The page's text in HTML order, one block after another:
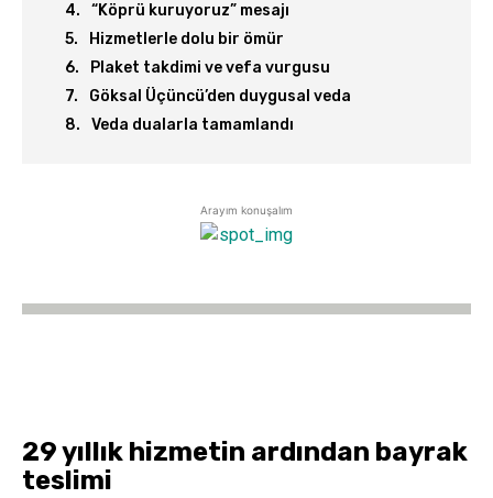
“Köprü kuruyoruz” mesajı
Hizmetlerle dolu bir ömür
Plaket takdimi ve vefa vurgusu
Göksal Üçüncü’den duygusal veda
Veda dualarla tamamlandı
Arayım konuşalım
29 yıllık hizmetin ardından bayrak
teslimi